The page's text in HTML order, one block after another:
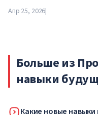
университеты
Апр 25, 2026|
Больше из
навыки
Какие новые